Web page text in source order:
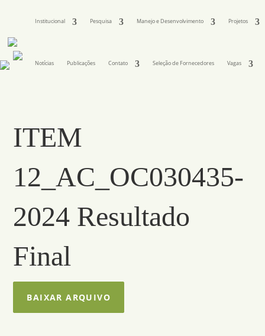
Institucional Pesquisa Manejo e Desenvolvimento Projetos
Notícias Publicações Contato Seleção de Fornecedores Vagas
ITEM
12_AC_OC030435-
2024 Resultado
Final
BAIXAR ARQUIVO